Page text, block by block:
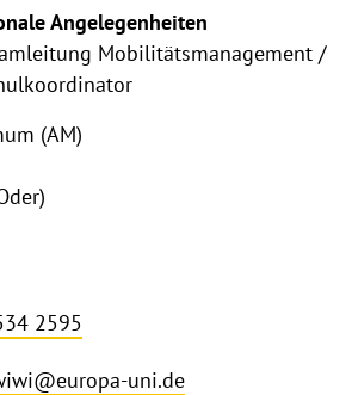
Angelegenheiten
Mobilitätsmanagement /
(AM)
2595
uni.de